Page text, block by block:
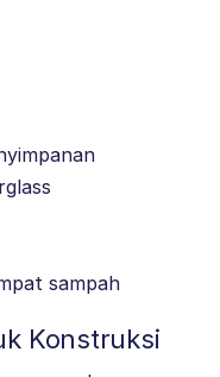
sampah
Konstruksi